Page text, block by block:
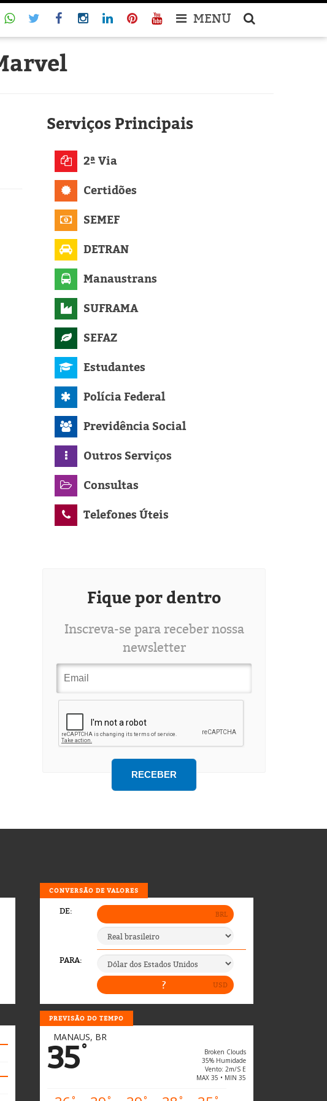
MENU
ServiçosPrincipais
2ª Via
Certidões
SEMEF
DETRAN
Manaustrans
SUFRAMA
SEFAZ
Estudantes
Polícia Federal
Previdência Social
Outros Serviços
Consultas
Telefones Úteis
Fique por dentro
Inscreva-se para receber nossa
newsletter
CONVERSÃO DE VALORES
PREVISÃO DO TEMPO
MANAUS, BR
35°
Broken Clouds
35% Humidade
Vento: 2m/s E
MAX 35 • MIN 35